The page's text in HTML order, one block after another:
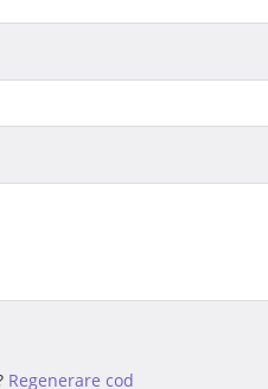
Regenerare cod